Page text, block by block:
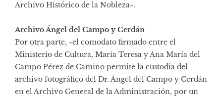
Archivo Histórico de la Nobleza».
Archivo Ángel del Campo y Cerdán
Por otra parte, «el comodato firmado entre el
Ministerio de Cultura, María Teresa y Ana María del
Campo Pérez de Camino permite la custodia del
archivo fotográfico del Dr. Ángel del Campo y Cerdán
en el Archivo General de la Administración, por un